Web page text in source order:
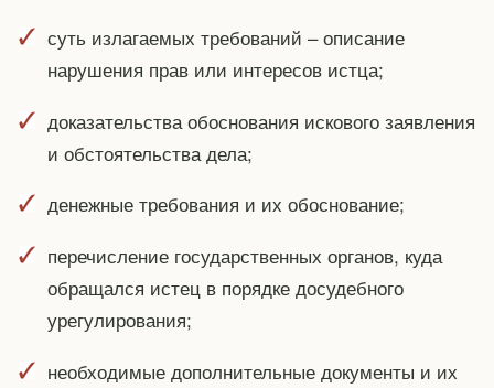
суть излагаемых требований – описание
нарушения прав или интересов истца;
доказательства обоснования искового заявления
и обстоятельства дела;
денежные требования и их обоснование;
перечисление государственных органов, куда
обращался истец в порядке досудебного
урегулирования;
необходимые дополнительные документы и их